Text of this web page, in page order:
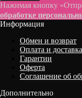
Нажимая кнопку
обработке
Информация
Обмен и возврат
Оплата и доставка
Гарантии
Оферта
Соглашение об
Дополнительно